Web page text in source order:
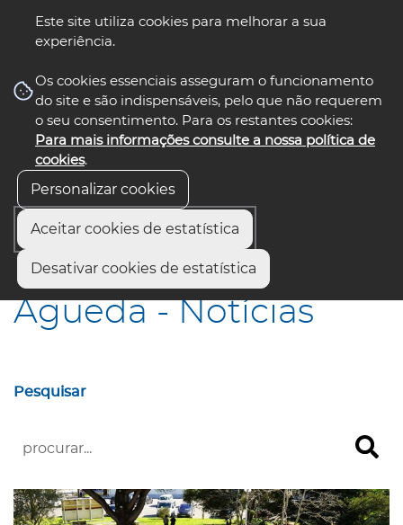
Este site utiliza cookies para melhorar a sua
experiência.
Os cookies essenciais asseguram o funcionamento
do site e são indispensáveis, pelo que não requerem
o seu consentimento. Para os restantes cookies:
Para mais informações consulte a nossa política de
cookies.
Personalizar cookies
Aceitar cookies de estatística
Desativar cookies de estatística
nos select language
Início Águeda - Notícias
Águeda - Notícias
Pesquisar